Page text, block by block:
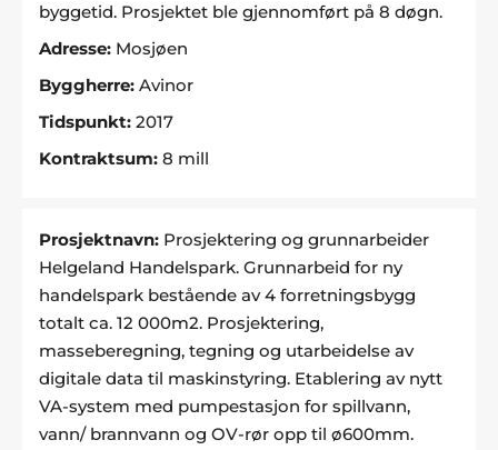
byggetid. Prosjektet ble gjennomført på 8 døgn.
Adresse: Mosjøen
Byggherre: Avinor
Tidspunkt: 2017
Kontraktsum: 8 mill
Prosjektnavn: Prosjektering og grunnarbeider
Helgeland Handelspark. Grunnarbeid for ny
handelspark bestående av 4 forretningsbygg
totalt ca. 12 000m2. Prosjektering,
masseberegning, tegning og utarbeidelse av
digitale data til maskinstyring. Etablering av nytt
VA-system med pumpestasjon for spillvann,
vann/ brannvann og OV-rør opp til ø600mm.